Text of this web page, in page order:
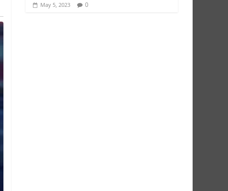
May 5, 2023 0